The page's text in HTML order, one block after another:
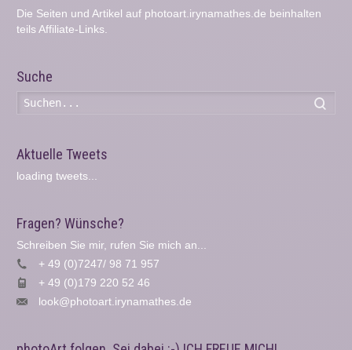
Die Seiten und Artikel auf photoart.irynamathes.de beinhalten
teils Affiliate-Links.
Suche
Aktuelle Tweets
loading tweets...
Fragen? Wünsche?
Schreiben Sie mir, rufen Sie mich an...
+ 49 (0)7247/ 98 71 957
+ 49 (0)179 220 52 46
look@photoart.irynamathes.de